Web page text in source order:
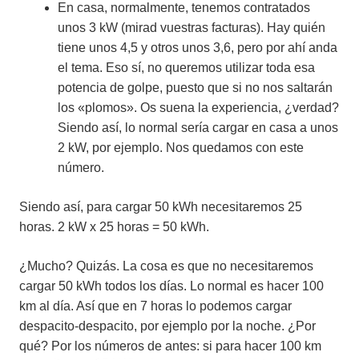
En casa, normalmente, tenemos contratados
unos 3 kW (mirad vuestras facturas). Hay quién
tiene unos 4,5 y otros unos 3,6, pero por ahí anda
el tema. Eso sí, no queremos utilizar toda esa
potencia de golpe, puesto que si no nos saltarán
los «plomos». Os suena la experiencia, ¿verdad?
Siendo así, lo normal sería cargar en casa a unos
2 kW, por ejemplo. Nos quedamos con este
número.
Siendo así, para cargar 50 kWh necesitaremos 25
horas. 2 kW x 25 horas = 50 kWh.
¿Mucho? Quizás. La cosa es que no necesitaremos
cargar 50 kWh todos los días. Lo normal es hacer 100
km al día. Así que en 7 horas lo podemos cargar
despacito-despacito, por ejemplo por la noche. ¿Por
qué? Por los números de antes: si para hacer 100 km